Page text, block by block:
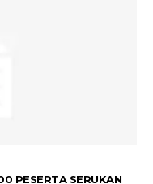
PESERTA SERUKAN